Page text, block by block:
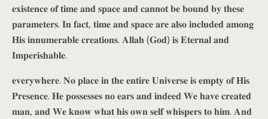
𝐞𝐱𝐢𝐬𝐭𝐞𝐧𝐜𝐞 𝐨𝐟 𝐭𝐢𝐦𝐞 𝐚𝐧𝐝 𝐬𝐩𝐚𝐜𝐞 𝐚𝐧𝐝 𝐜𝐚𝐧𝐧𝐨𝐭 𝐛𝐞 𝐛𝐨𝐮𝐧𝐝 𝐛𝐲 𝐭𝐡𝐞𝐬𝐞
𝐩𝐚𝐫𝐚𝐦𝐞𝐭𝐞𝐫𝐬. 𝐈𝐧 𝐟𝐚𝐜𝐭, 𝐭𝐢𝐦𝐞 𝐚𝐧𝐝 𝐬𝐩𝐚𝐜𝐞 𝐚𝐫𝐞 𝐚𝐥𝐬𝐨 𝐢𝐧𝐜𝐥𝐮𝐝𝐞𝐝 𝐚𝐦𝐨𝐧𝐠
𝐇𝐢𝐬 𝐢𝐧𝐧𝐮𝐦𝐞𝐫𝐚𝐛𝐥𝐞 𝐜𝐫𝐞𝐚𝐭𝐢𝐨𝐧𝐬. 𝐀𝐥𝐥𝐚𝐡 (𝐆𝐨𝐝) 𝐢𝐬 𝐄𝐭𝐞𝐫𝐧𝐚𝐥 𝐚𝐧𝐝
𝐈𝐦𝐩𝐞𝐫𝐢𝐬𝐡𝐚𝐛𝐥𝐞.
𝐞𝐯𝐞𝐫𝐲𝐰𝐡𝐞𝐫𝐞. 𝐍𝐨 𝐩𝐥𝐚𝐜𝐞 𝐢𝐧 𝐭𝐡𝐞 𝐞𝐧𝐭𝐢𝐫𝐞 𝐔𝐧𝐢𝐯𝐞𝐫𝐬𝐞 𝐢𝐬 𝐞𝐦𝐩𝐭𝐲 𝐨𝐟 𝐇𝐢𝐬
𝐏𝐫𝐞𝐬𝐞𝐧𝐜𝐞. 𝐇𝐞 𝐩𝐨𝐬𝐬𝐞𝐬𝐬𝐞𝐬 𝐧𝐨 𝐞𝐚𝐫𝐬 𝐚𝐧𝐝 𝐢𝐧𝐝𝐞𝐞𝐝 𝐖𝐞 𝐡𝐚𝐯𝐞 𝐜𝐫𝐞𝐚𝐭𝐞𝐝
𝐦𝐚𝐧, 𝐚𝐧𝐝 𝐖𝐞 𝐤𝐧𝐨𝐰 𝐰𝐡𝐚𝐭 𝐡𝐢𝐬 𝐨𝐰𝐧 𝐬𝐞𝐥𝐟 𝐰𝐡𝐢𝐬𝐩𝐞𝐫𝐬 𝐭𝐨 𝐡𝐢𝐦. 𝐀𝐧𝐝